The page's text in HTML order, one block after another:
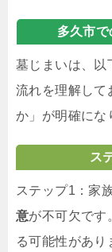
多久市で
墓じまいは、以
流れを理解して
か」が明確にな
ス
ステップ1：家
意が不可欠です
る可能性があり